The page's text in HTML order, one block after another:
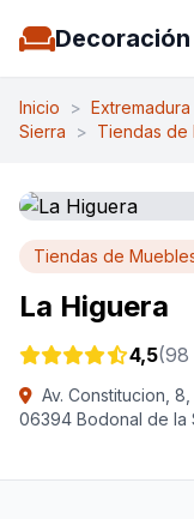
Inicio > Extremadura
Sierra
> Tiendas de
Tiendas de
La Higuera
4,5(98
Av. Constitucion,
06394 Bodonal de la